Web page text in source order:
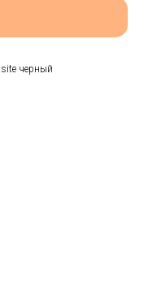
черный